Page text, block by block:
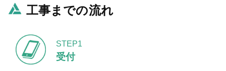
工事までの流れ
受付
STEP1